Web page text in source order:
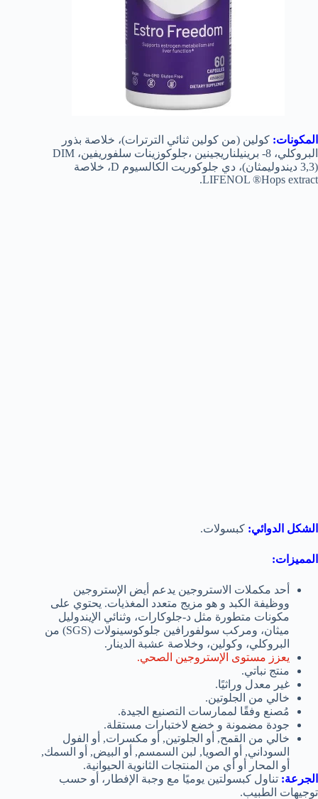
المكونات: كولين (من كولين ثنائي الترترات)، خلاصة بذور
البروكلي، 8- برينيلناريجينين ،جلوكوزينات سلفوريفين، DIM
(3,3 ديندوليمثان)، دي جلوكوريت الكالسيوم D، خلاصة
LIFENOL ®Hops extract.
الشكل الدوائي: كبسولات.
المميزات:
أحد مكملات الاستروجين يدعم أيض الإستروجين
ووظيفة الكبد و هو مزيج متعدد المغذيات. يحتوي على
مكونات متطورة مثل د-جلوكارات، وثنائي الإيندوليل
ميثان، ومركب سولفورافين جلوكوسينولات (SGS) من
البروكلي، وكولين، وخلاصة عشبة الدينار.
يعزز مستوى الإستروجين الصحي.
منتج نباتي.
غير معدل وراثيًا.
خالي من الجلوتين.
مُصنع وفقًا لممارسات التصنيع الجيدة.
جودة مضمونة و خضع لاختبارات مستقلة.
خالي من القمح, أو الجلوتين, أو مكسرات, أو الفول
السوداني, أو الصويا, لبن السمسم, أو البيض, أو السمك,
أو المحار أو أي من المنتجات الثانوية الحيوانية.
الجرعة: تناول كبسولتين يوميًا مع وجبة الإفطار، أو حسب
توجيهات الطبيب.